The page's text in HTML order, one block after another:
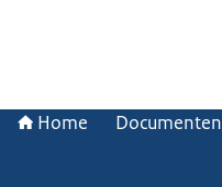
Home Documenten